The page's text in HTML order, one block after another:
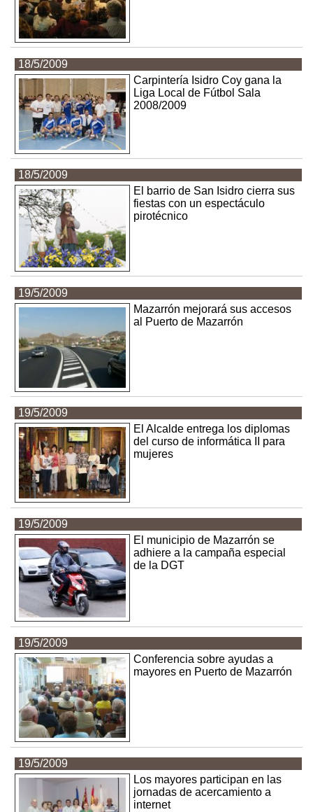
18/5/2009
Carpintería Isidro Coy gana la
Liga Local de Fútbol Sala
2008/2009
18/5/2009
El barrio de San Isidro cierra sus
fiestas con un espectáculo
pirotécnico
19/5/2009
Mazarrón mejorará sus accesos
al Puerto de Mazarrón
19/5/2009
El Alcalde entrega los diplomas
del curso de informática II para
mujeres
19/5/2009
El municipio de Mazarrón se
adhiere a la campaña especial
de la DGT
19/5/2009
Conferencia sobre ayudas a
mayores en Puerto de Mazarrón
19/5/2009
Los mayores participan en las
jornadas de acercamiento a
internet